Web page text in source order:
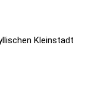
Kleinstadt